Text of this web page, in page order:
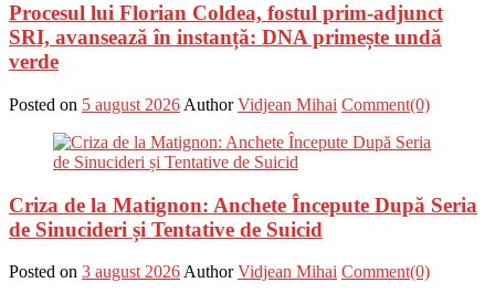
Procesul lui Florian Coldea, fostul prim-adjunct
SRI, avansează în instanță: DNA primește undă
verde
Posted on 5 august 2026 Author Vidjean Mihai Comment(0)
Criza de la Matignon: Anchete Începute După Seria
de Sinucideri și Tentative de Suicid
Posted on 3 august 2026 Author Vidjean Mihai Comment(0)